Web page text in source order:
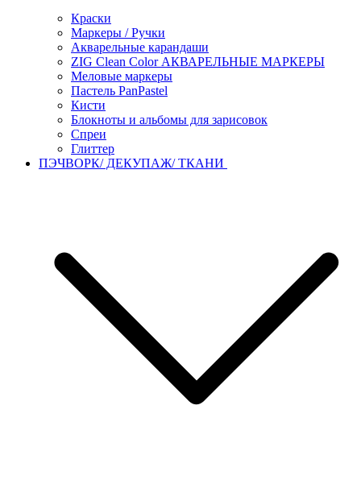
Краски
Маркеры / Ручки
Акварельные карандаши
ZIG Clean Color АКВАРЕЛЬНЫЕ МАРКЕРЫ
Меловые маркеры
Пастель PanPastel
Кисти
Блокноты и альбомы для зарисовок
Спреи
Глиттер
ПЭЧВОРК/ ДЕКУПАЖ/ ТКАНИ